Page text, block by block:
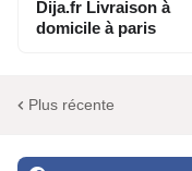
Dija.fr Livraison à
domicile à paris
Plus récente